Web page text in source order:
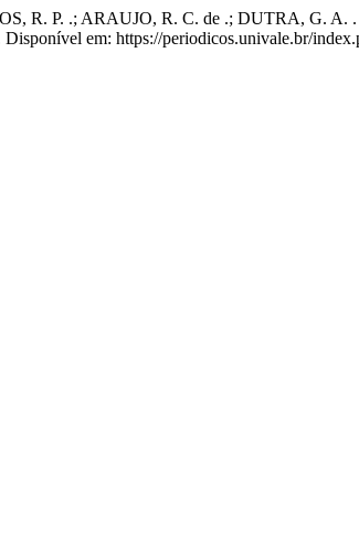
R. P. .; ARAUJO, R. C. de .; DUTRA, G. A. .
em: https://periodicos.univale.br/